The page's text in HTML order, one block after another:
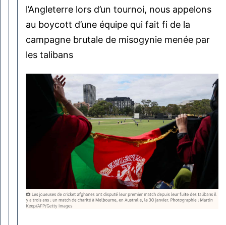
l’Angleterre lors d’un tournoi, nous appelons
au boycott d’une équipe qui fait fi de la
campagne brutale de misogynie menée par
les talibans